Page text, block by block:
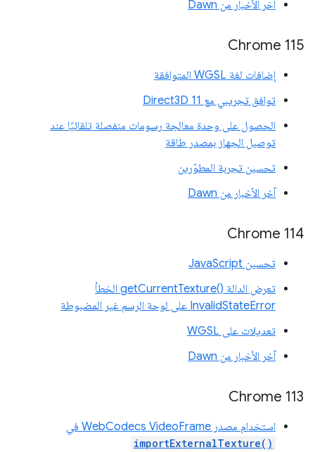
آخر الأخبار من Dawn
Chrome 115
إضافات لغة WGSL المتوافقة
توافق تجريبي مع Direct3D 11
الحصول على وحدة معالجة رسومات منفصلة تلقائيًا عند
توصيل الجهاز بمصدر طاقة
تحسين تجربة المطوّرين
آخر الأخبار من Dawn
‫Chrome 114
تحسين JavaScript
تعرض الدالة getCurrentTexture()‎ الخطأ
InvalidStateError على لوحة الرسم غير المضبوطة
تعديلات على WGSL
آخر الأخبار من Dawn
Chrome 113
استخدام مصدر WebCodecs VideoFrame في
importExternalTexture()